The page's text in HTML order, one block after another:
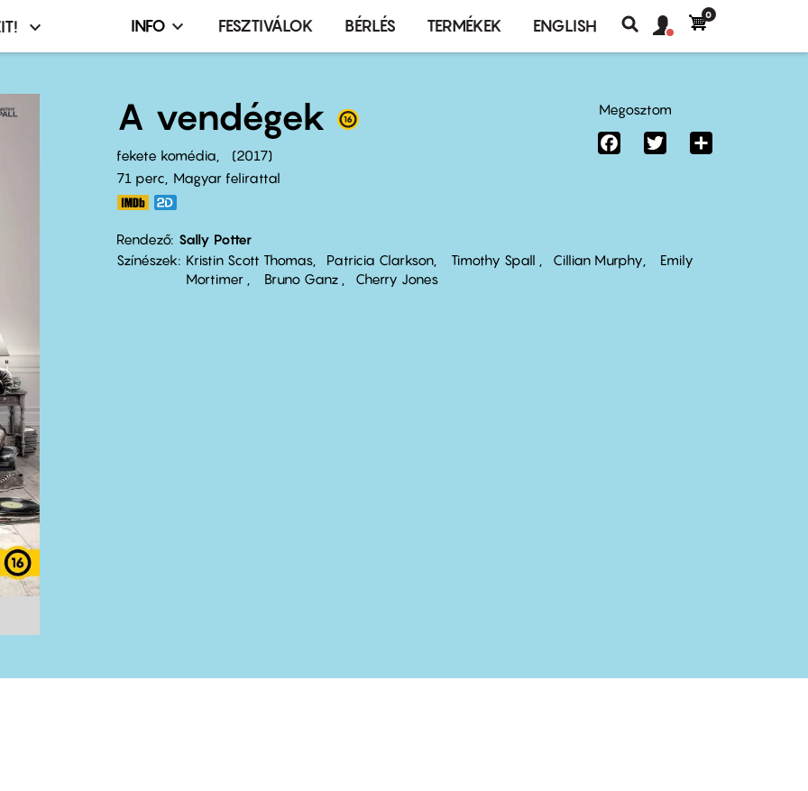
Infó,
terembérlés
menü
INFO FESZTIVÁLOK BÉRLÉS TERMÉKEK ENGLISH
Keresés
fiók
Felhasználói
0
A vendégek
fekete komédia
2017
71 perc,
Magyar felirattal
Rendező Sally Potter
Színészek
Kristin Scott Thomas Patricia Clarkson Timothy Spall Cillian Murphy
Emily
Mortimer
Bruno Ganz Cherry Jones
Megosztom
FacebookTwitter